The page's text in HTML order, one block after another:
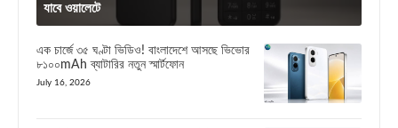
যাবে ওয়ালেটে
এক চার্জে ৩৫ ঘণ্টা ভিডিও! বাংলাদেশে আসছে ভিভোর
৮১০০mAh ব্যাটারির নতুন স্মার্টফোন
July 16, 2026